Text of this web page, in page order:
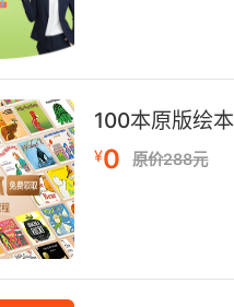
语培训机构应该是拥有
伍的，而且教师的学
过程的支持和监控以
体系，这样是对消费
发展下去的一个证明。
指标
培训机构是可以为孩
并且也会比较重视孩
100本原版绘本
¥0 原价288元